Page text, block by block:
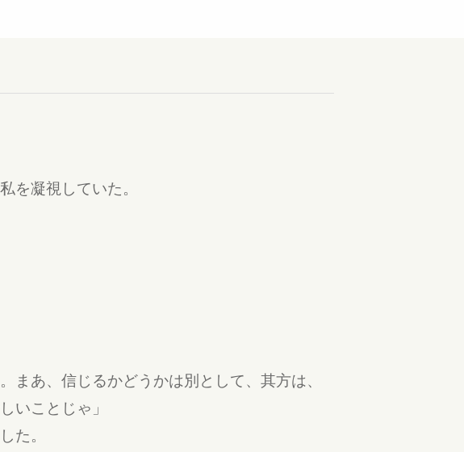
を凝視していた。
まあ、信じるかどうかは別として、其方は、
いことじゃ」
た。